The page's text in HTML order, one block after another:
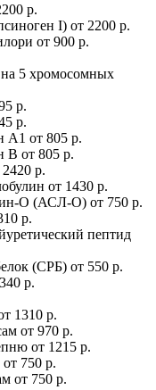
р.
I) от 2200 р.
от 900 р.
5 хромосомных
р.
р.
А1 от 805 р.
B от 805 р.
2420 р.
от 1430 р.
О (АСЛ-О) от 750 р.
р.
пептид
(СРБ) от 550 р.
р.
1310 р.
от 970 р.
от 1215 р.
от 750 р.
от 750 р.